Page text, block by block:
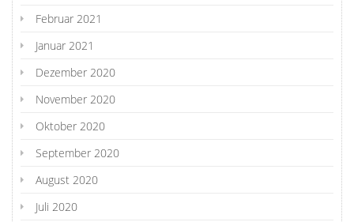
Februar 2021
Januar 2021
Dezember 2020
November 2020
Oktober 2020
September 2020
August 2020
Juli 2020